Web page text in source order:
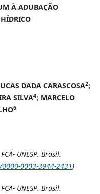
À ADUBAÇÃO
DADA CARASCOSA2;
SILVA4; MARCELO
6
UNESP. Brasil.
0003-3944-2431)
UNESP. Brasil.